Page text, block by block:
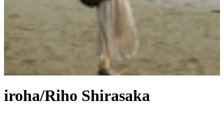
iroha/Riho Shirasaka